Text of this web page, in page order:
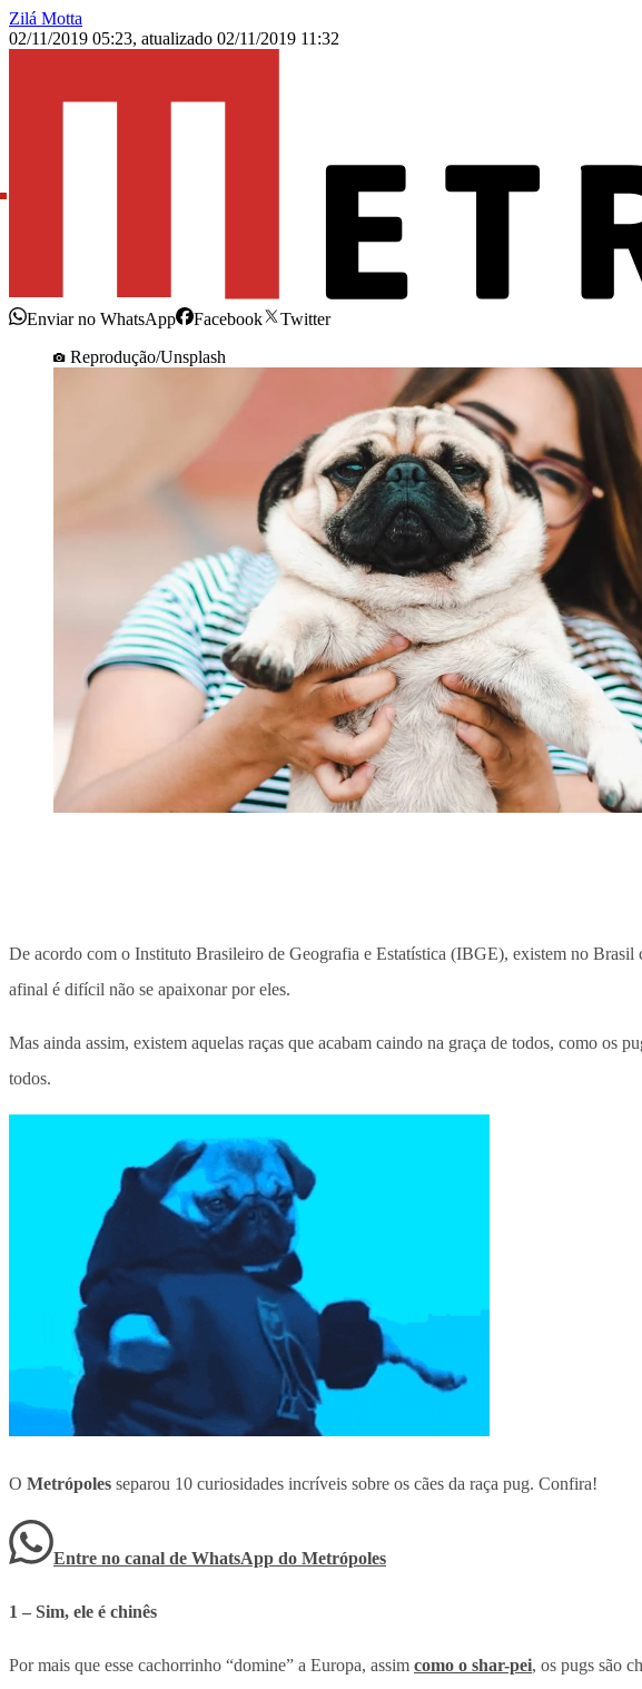
Zilá Motta
02/11/2019 05:23, atualizado 02/11/2019 11:32
Enviar no WhatsApp Facebook
Twitter
Reprodução/Unsplash
De acordo com o Instituto Brasileiro de Geografia e Estatística (IBGE), existem no
afinal é difícil não se apaixonar por eles.
Mas ainda assim, existem aquelas raças que acabam caindo na graça de todos, como os
todos.
O Metrópoles separou 10 curiosidades incríveis sobre os cães da raça pug. Confira!
Entre no canal de WhatsApp do Metrópoles
1 – Sim, ele é chinês
Por mais que esse cachorrinho “domine” a Europa, assim como o shar-pei, os pugs são